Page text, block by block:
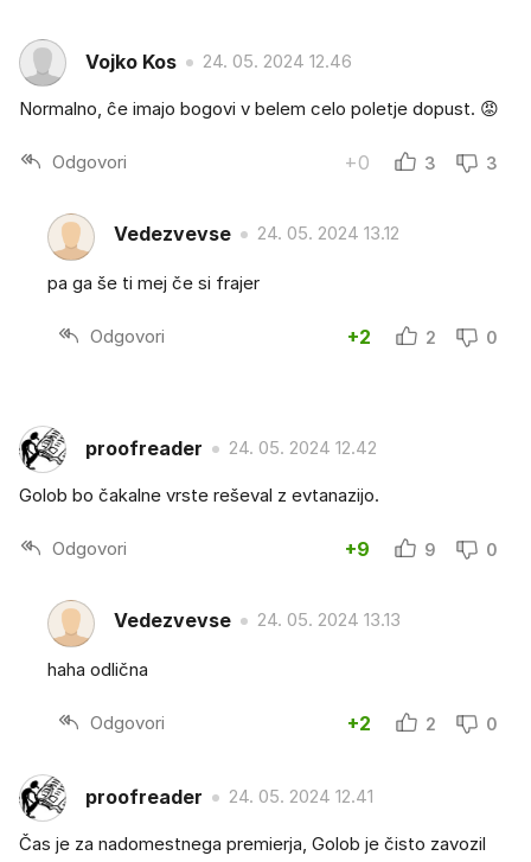
Vojko Kos 24. 05. 2024 12.46
Normalno, ĉe imajo bogovi v belem celo poletje dopust. 😡
Odgovori +0 3 3
Vedezvevse 24. 05. 2024 13.12
pa ga še ti mej če si frajer
Odgovori +2 2 0
proofreader 24. 05. 2024 12.42
Golob bo čakalne vrste reševal z evtanazijo.
Odgovori +9 9 0
Vedezvevse 24. 05. 2024 13.13
haha odlična
Odgovori +2 2 0
proofreader 24. 05. 2024 12.41
Čas je za nadomestnega premierja, Golob je čisto zavozil